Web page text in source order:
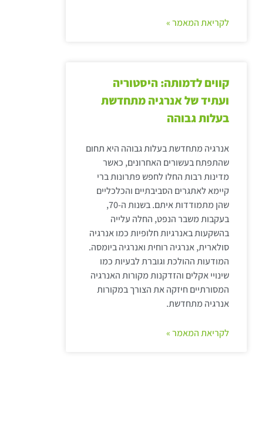
לקריאת המאמר »
קווים לדמותה: היסטוריה
ועתיד של אנרגיה מתחדשת
בעלות גבוהה
אנרגיה מתחדשת בעלות גבוהה היא תחום
שהתפתח בעשורים האחרונים, כאשר
מדינות רבות החלו לחפש פתרונות ברי
קיימא לאתגרים הסביבתיים והכלכליים
שהן מתמודדות איתם. בשנות ה-70,
בעקבות משבר הנפט, החלה עלייה
בהשקעות באנרגיות חלופיות כמו אנרגיה
סולארית, אנרגיה רוחית ואנרגיה ביומסה.
המודעות ההולכת וגוברת לבעיות כמו
שינויי אקלים והזדקנות מקורות האנרגיה
המסורתיים חיזקה את הצורך במקורות
אנרגיה מתחדשת.
לקריאת המאמר »